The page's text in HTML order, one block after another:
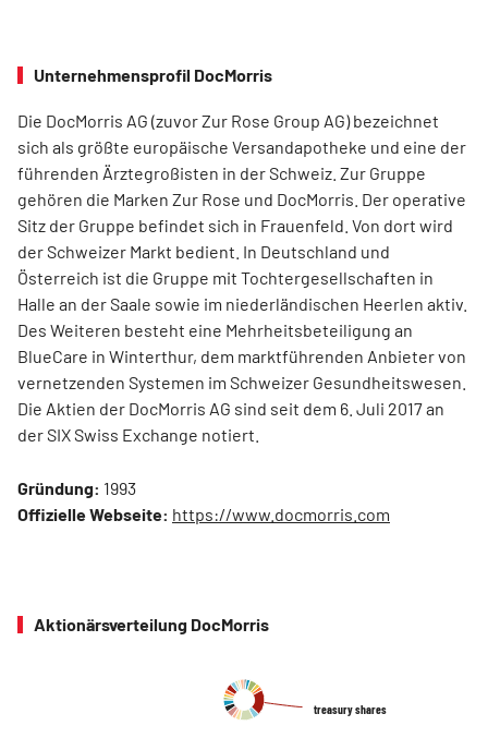
Unternehmensprofil DocMorris
Die DocMorris AG (zuvor Zur Rose Group AG) bezeichnet
sich als größte europäische Versandapotheke und eine der
führenden Ärztegroßisten in der Schweiz. Zur Gruppe
gehören die Marken Zur Rose und DocMorris. Der operative
Sitz der Gruppe befindet sich in Frauenfeld. Von dort wird
der Schweizer Markt bedient. In Deutschland und
Österreich ist die Gruppe mit Tochtergesellschaften in
Halle an der Saale sowie im niederländischen Heerlen aktiv.
Des Weiteren besteht eine Mehrheitsbeteiligung an
BlueCare in Winterthur, dem marktführenden Anbieter von
vernetzenden Systemen im Schweizer Gesundheitswesen.
Die Aktien der DocMorris AG sind seit dem 6. Juli 2017 an
der SIX Swiss Exchange notiert.
Gründung: 1993
Offizielle Webseite: https://www.docmorris.com
Aktionärsverteilung DocMorris
treasury shares
treasury shares